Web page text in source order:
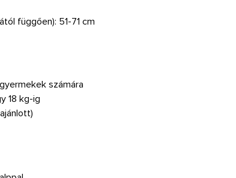
függően): 51-71 cm
számára
18 kg-ig